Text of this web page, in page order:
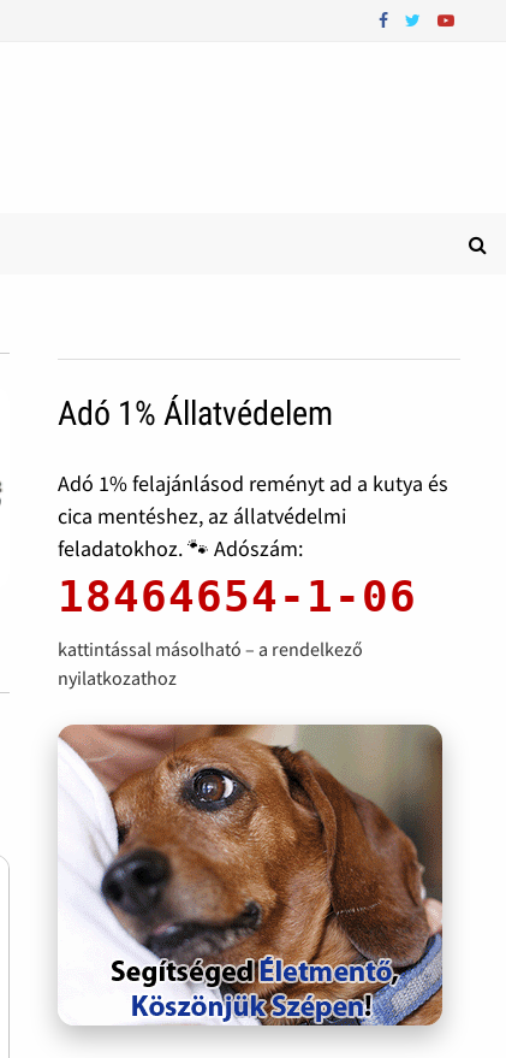
Adó 1% Állatvédelem
Adó 1% felajánlásod reményt ad a kutya és
cica mentéshez, az állatvédelmi
feladatokhoz. 🐾 Adószám:
18464654-1-06
kattintással másolható – a rendelkező
nyilatkozathoz